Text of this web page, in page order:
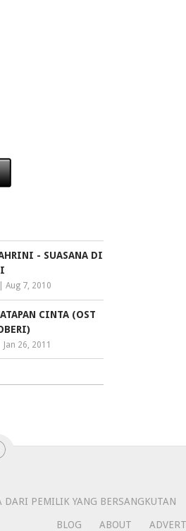
- SUASANA DI
|Aug 7, 2010
CINTA (OST
Jan 26, 2011
PEMILIK YANG BERSANGKUTAN
BLOG ABOUT